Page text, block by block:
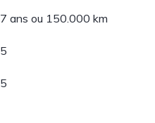
7 ans ou 150.000 km
5
5